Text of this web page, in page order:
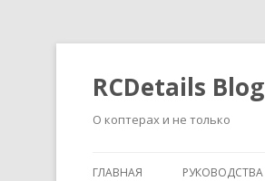
RCDetails Blog
О коптерах и не только
ГЛАВНАЯ РУКОВОДСТВА